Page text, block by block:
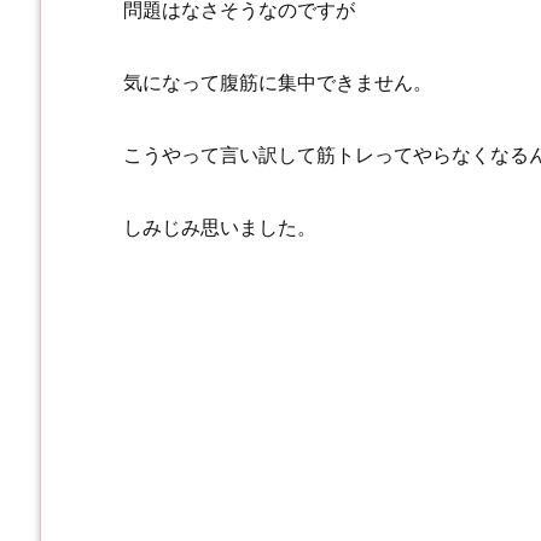
問題はなさそうなのですが
気になって腹筋に集中できません。
こうやって言い訳して筋トレってやらなくなる
しみじみ思いました。